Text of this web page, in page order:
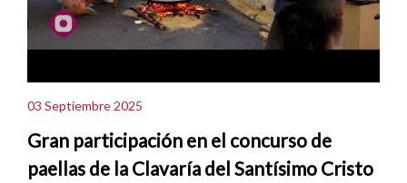
03 Septiembre 2025
Gran participación en el concurso de
paellas de la Clavaría del Santísimo Cristo